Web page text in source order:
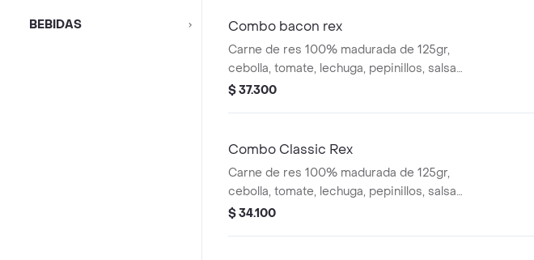
BEBIDAS Combo bacon rex
Carne de res 100% madurada de 125gr,
cebolla, tomate, lechuga, pepinillos, salsa
de ajo, tocineta ahumada y pan brioche
$ 37.300
Combo Classic Rex
Carne de res 100% madurada de 125gr,
cebolla, tomate, lechuga, pepinillos, salsa
de ajo y pan brioche sellado + papas +
$ 34.100